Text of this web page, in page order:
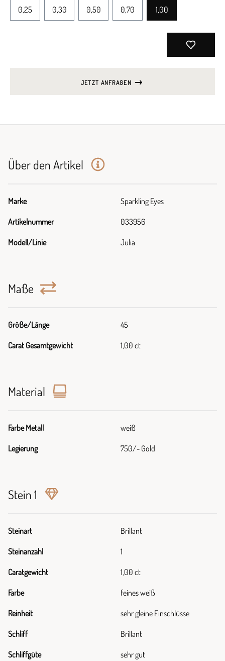
0,25 0,30 0,50 0,70 1,00
JETZT ANFRAGEN
Über den Artikel
Marke Sparkling Eyes
Artikelnummer 033956
Modell/Linie Julia
Maße
Größe/Länge 45
Carat Gesamtgewicht 1,00 ct
Material
Farbe Metall weiß
Legierung 750/- Gold
Stein 1
Steinart Brillant
Steinanzahl 1
Caratgewicht 1,00 ct
Farbe feines weiß
Reinheit sehr gleine Einschlüsse
Schliff Brillant
Schliffgüte sehr gut